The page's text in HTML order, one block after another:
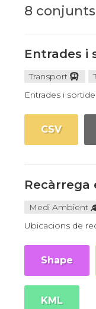
8
Entrades i
Transport
Entrades i
CSV
Recàrrega
Medi Ambient
Ubicacions de
Shape
KML